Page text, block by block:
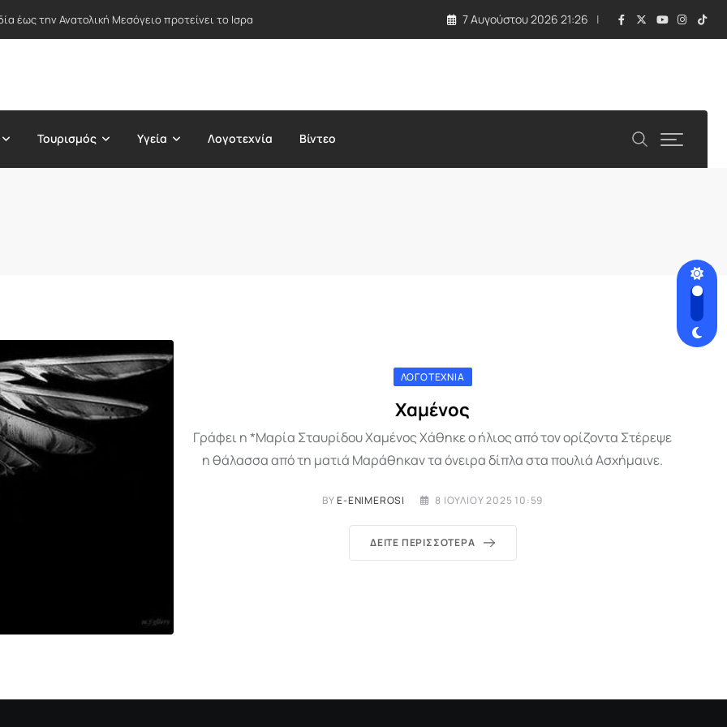
έως την Ανατολική Μεσόγειο προτείνει το Ισραήλ – Στο επίκεντρο Ελλάδα και Κύπρος 7 Αυγούστου 2026 21:26
Τουρισμός Υγεία Λογοτεχνία Βίντεο
ΛΟΓΟΤΕΧΝΊΑ
Χαμένος
Γράφει η *Μαρία Σταυρίδου Χαμένος Χάθηκε ο ήλιος από τον ορίζοντα Στέρεψε
η θάλασσα από τη ματιά Μαράθηκαν τα όνειρα δίπλα στα πουλιά Ασχήμαινε.
BYE-ENIMEROSI 8 ΙΟΥΛΊΟΥ 2025 10:59
ΔΕΊΤΕ ΠΕΡΙΣΣΌΤΕΡΑ